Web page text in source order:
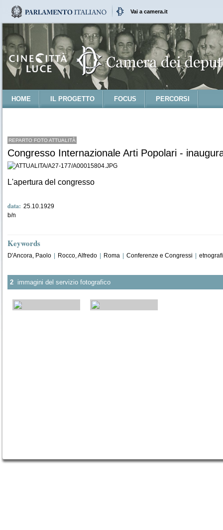
Vai a camera.it
HOME IL PROGETTO FOCUS PERCORSI
REPARTO FOTO ATTUALITÀ
Congresso Internazionale Arti Popolari -
L'apertura del congresso
data: 25.10.1929
b/n
Keywords
D'Ancora, Paolo Rocco, Alfredo Roma Conferenze e Congressi
2 immagini del servizio fotografico